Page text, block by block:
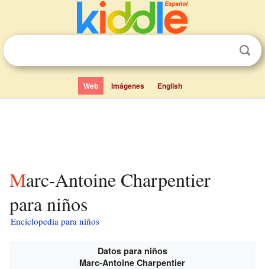
Web Imágenes English
Marc-Antoine Charpentier
para niños
Enciclopedia para niños
Datos para niños
Marc-Antoine Charpentier